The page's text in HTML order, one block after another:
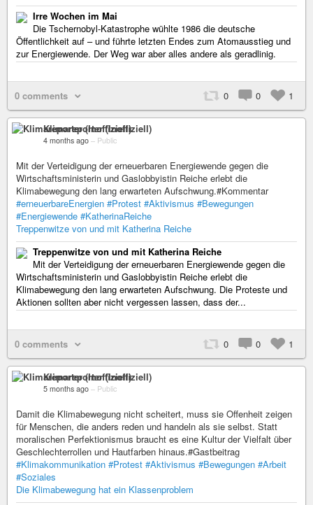
Irre Wochen im Mai
Die Tschernobyl-Katastrophe wühlte 1986 die deutsche
Öffentlichkeit auf – und führte letzten Endes zum Atomausstieg und
zur Energiewende. Der Weg war aber alles andere als geradlinig.
0 comments 0 0 1
Klimareporter (Inoffiziell)
4 months ago – Public
Mit der Verteidigung der erneuerbaren Energiewende gegen die
Wirtschaftsministerin und Gaslobbyistin Reiche erlebt die
Klimabewegung den lang erwarteten Aufschwung.#Kommentar
#erneuerbareEnergien #Protest #Aktivismus #Bewegungen
#Energiewende #KatherinaReiche
Treppenwitze von und mit Katherina Reiche
Treppenwitze von und mit Katherina Reiche
Mit der Verteidigung der erneuerbaren Energiewende gegen die
Wirtschaftsministerin und Gaslobbyistin Reiche erlebt die
Klimabewegung den lang erwarteten Aufschwung. Die Proteste und
Aktionen sollten aber nicht vergessen lassen, dass der...
0 comments 0 0 1
Klimareporter (Inoffiziell)
5 months ago – Public
Damit die Klimabewegung nicht scheitert, muss sie Offenheit zeigen
für Menschen, die anders reden und handeln als sie selbst. Statt
moralischen Perfektionismus braucht es eine Kultur der Vielfalt über
Geschlechterrollen und Hautfarben hinaus.#Gastbeitrag
#Klimakommunikation #Protest #Aktivismus #Bewegungen #Arbeit
#Soziales
Die Klimabewegung hat ein Klassenproblem